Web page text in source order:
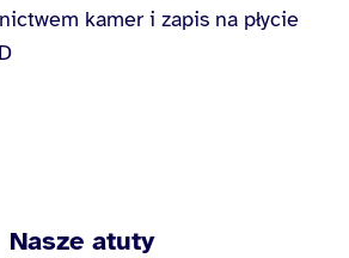
kamer i zapis na płycie
Nasze atuty